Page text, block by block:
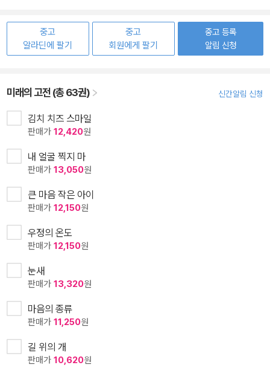
중고
알라딘에 팔기
중고
회원에게 팔기
중고 등록
알림 신청
미래의 고전 (총 63권) 신간알림 신청
김치 치즈 스마일
판매가 12,420원
내 얼굴 찍지 마
판매가 13,050원
큰 마음 작은 아이
판매가 12,150원
우정의 온도
판매가 12,150원
눈새
판매가 13,320원
마음의 종류
판매가 11,250원
길 위의 개
판매가 10,620원